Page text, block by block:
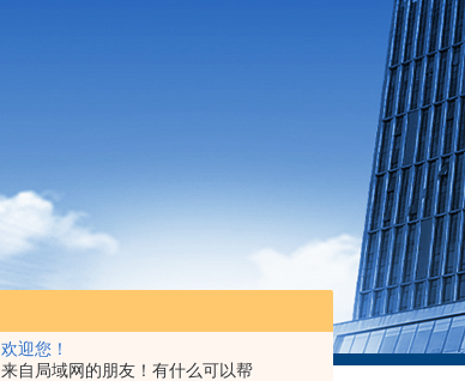
欢迎您！
来自局域网的朋友！有什么可以帮